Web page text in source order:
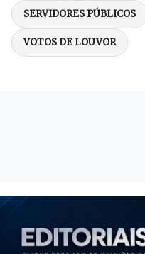
SERVIDORES PÚBLICOS
VOTOS DE LOUVOR